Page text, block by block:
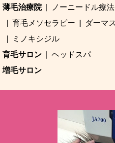
薄毛治療院
ノーニードル療法
育毛メソセラピー
ダーマ
ミノキシジル
育毛サロン
ヘッドスパ
増毛サロン